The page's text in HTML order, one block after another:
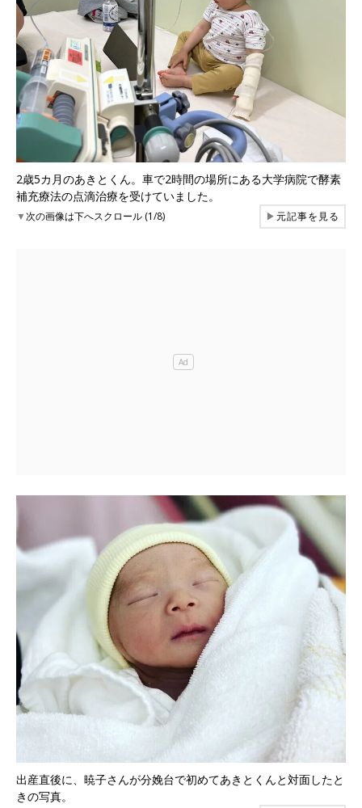
2歳5カ月のあきとくん。車で2時間の場所にある大学病院で酵素
補充療法の点滴治療を受けていました。
▼次の画像は下へスクロール (1/8) ▶元記事を見る
出産直後に、暁子さんが分娩台で初めてあきとくんと対面したと
きの写真。